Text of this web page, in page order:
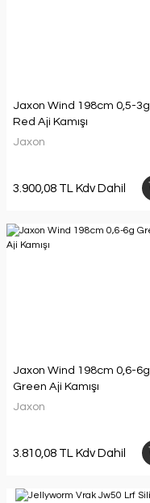
Jaxon Wind 198cm 0,5-3g
Red Aji Kamışı
Jaxon
3.900,08 TL Kdv Dahil
Jaxon Wind 198cm 0,6-6g
Green Aji Kamışı
Jaxon
3.810,08 TL Kdv Dahil